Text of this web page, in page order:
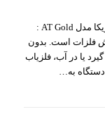
فلزیاب گرت آمریکا مدل AT Gold فلزیاب گرت آمریکا مدل AT Gold :
فلزات است. بدون
یا در آب، فلزیاب